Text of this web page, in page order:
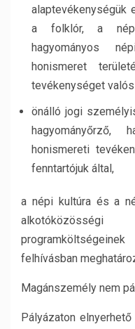
alaptevékenységük
a folklór, a
hagyományos
honismeret
tevékenységet
önálló jogi
hagyományőrző,
honismereti
fenntartójuk által,
a népi kultúra és a
felhívásban
Magánszemély nem
Pályázaton